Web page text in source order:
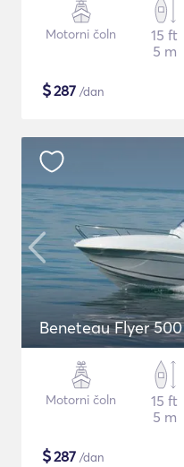
Motorni čoln
15 ft
5 m
$287 /dan
Beneteau Flyer
Motorni čoln
15 ft
5 m
$287 /dan